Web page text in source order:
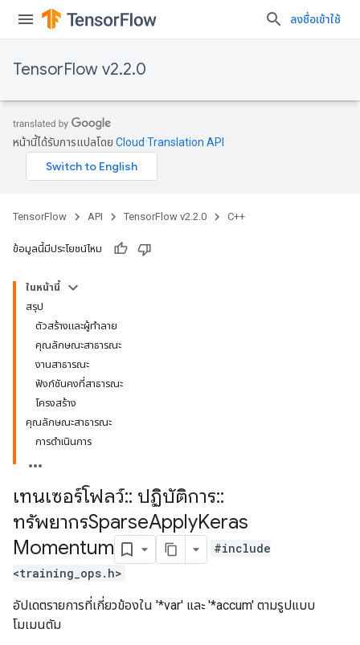
ลงชื่อเข้าใช้
TensorFlow v2.2.0
หน้านี้ได้รับการแปลโดย Cloud Translation API
TensorFlow API TensorFlow v2.2.0 C++
ข้อมูลนี้มีประโยชน์ไหม
ในหน้านี้
สรุป
ตัวสร้างและผู้ทำลาย
คุณลักษณะสาธารณะ
งานสาธารณะ
ฟังก์ชันคงที่สาธารณะ
โครงสร้าง
คุณลักษณะสาธารณะ
การดำเนินการ
เทนเซอร์โฟลว์:: ปฏิบัติการ::
ทรัพยากรSparseApplyKeras
Momentum
#include
<training_ops.h>
อัปเดตรายการที่เกี่ยวข้องใน '*var' และ '*accum' ตามรูปแบบ
โมเมนตัม